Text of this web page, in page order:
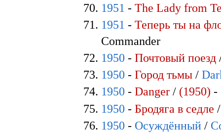
1951 -The Lady from
1951 -Теперь ты на
Commander
1950 -Почтовый поезд
1950 -Город тьмы /
1950 -Danger / (1950) -
1950 -Бродяга в седле
1950 - Осуждённый /